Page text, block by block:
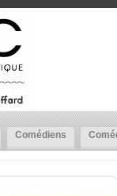
Comédiens